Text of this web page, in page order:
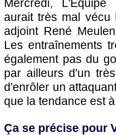
Mercredi, L'Equipe
aurait très mal
adjoint René
Les entraînements
également pas du
par ailleurs d'un
d'enrôler un
que la tendance est
Ça se précise pour